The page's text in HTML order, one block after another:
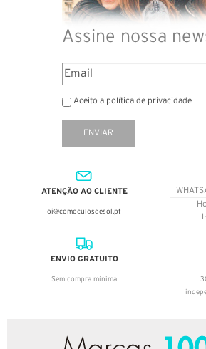
Assine nossa
Aceito a política de privacidade
ENVIAR
ATENÇÃO AO CLIENTE
oi@comoculosdesol.pt
ENVIO GRATUITO
Sem compra mínima